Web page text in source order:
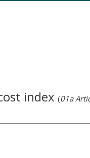
index (01a